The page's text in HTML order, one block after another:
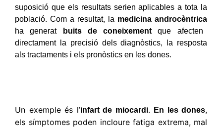
suposició que els resultats serien aplicables a tota la
població. Com a resultat, la medicina androcèntrica
ha generat
buits de coneixementque afecten
directament la precisió dels diagnòstics, la resposta
als tractaments i els pronòstics en les dones.
Un exemple és l’infart de miocardi. En les dones,
els símptomes poden incloure fatiga extrema, mal